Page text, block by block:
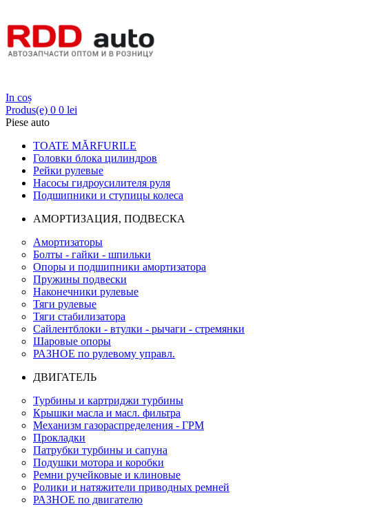
In coș
Produs(e) 0 0 lei
Piese auto
TOATE MĂRFURILE
Головки блока цилиндров
Рейки рулевые
Насосы гидроусилителя руля
Подшипники и ступицы колеса
АМОРТИЗАЦИЯ, ПОДВЕСКА
Амортизаторы
Болты - гайки - шпильки
Опоры и подшипники амортизатора
Пружины подвески
Наконечники рулевые
Тяги рулевые
Тяги стабилизатора
Сайлентблоки - втулки - рычаги - стремянки
Шаровые опоры
РАЗНОЕ по рулевому управл.
ДВИГАТЕЛЬ
Турбины и картриджи турбины
Крышки масла и масл. фильтра
Механизм газораспределения - ГРМ
Прокладки
Патрубки турбины и сапуна
Подушки мотора и коробки
Ремни ручейковые и клиновые
Ролики и натяжители приводных ремней
РАЗНОЕ по двигателю